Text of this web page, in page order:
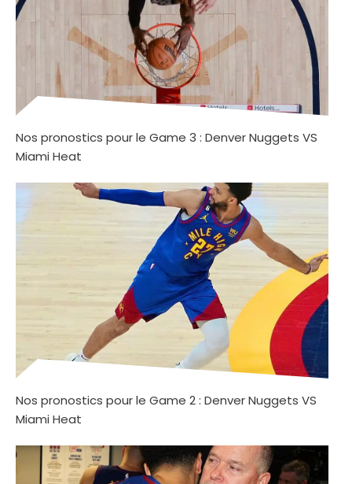
Nos pronostics pour le Game 3 : Denver Nuggets VS
Miami Heat
Nos pronostics pour le Game 2 : Denver Nuggets VS
Miami Heat